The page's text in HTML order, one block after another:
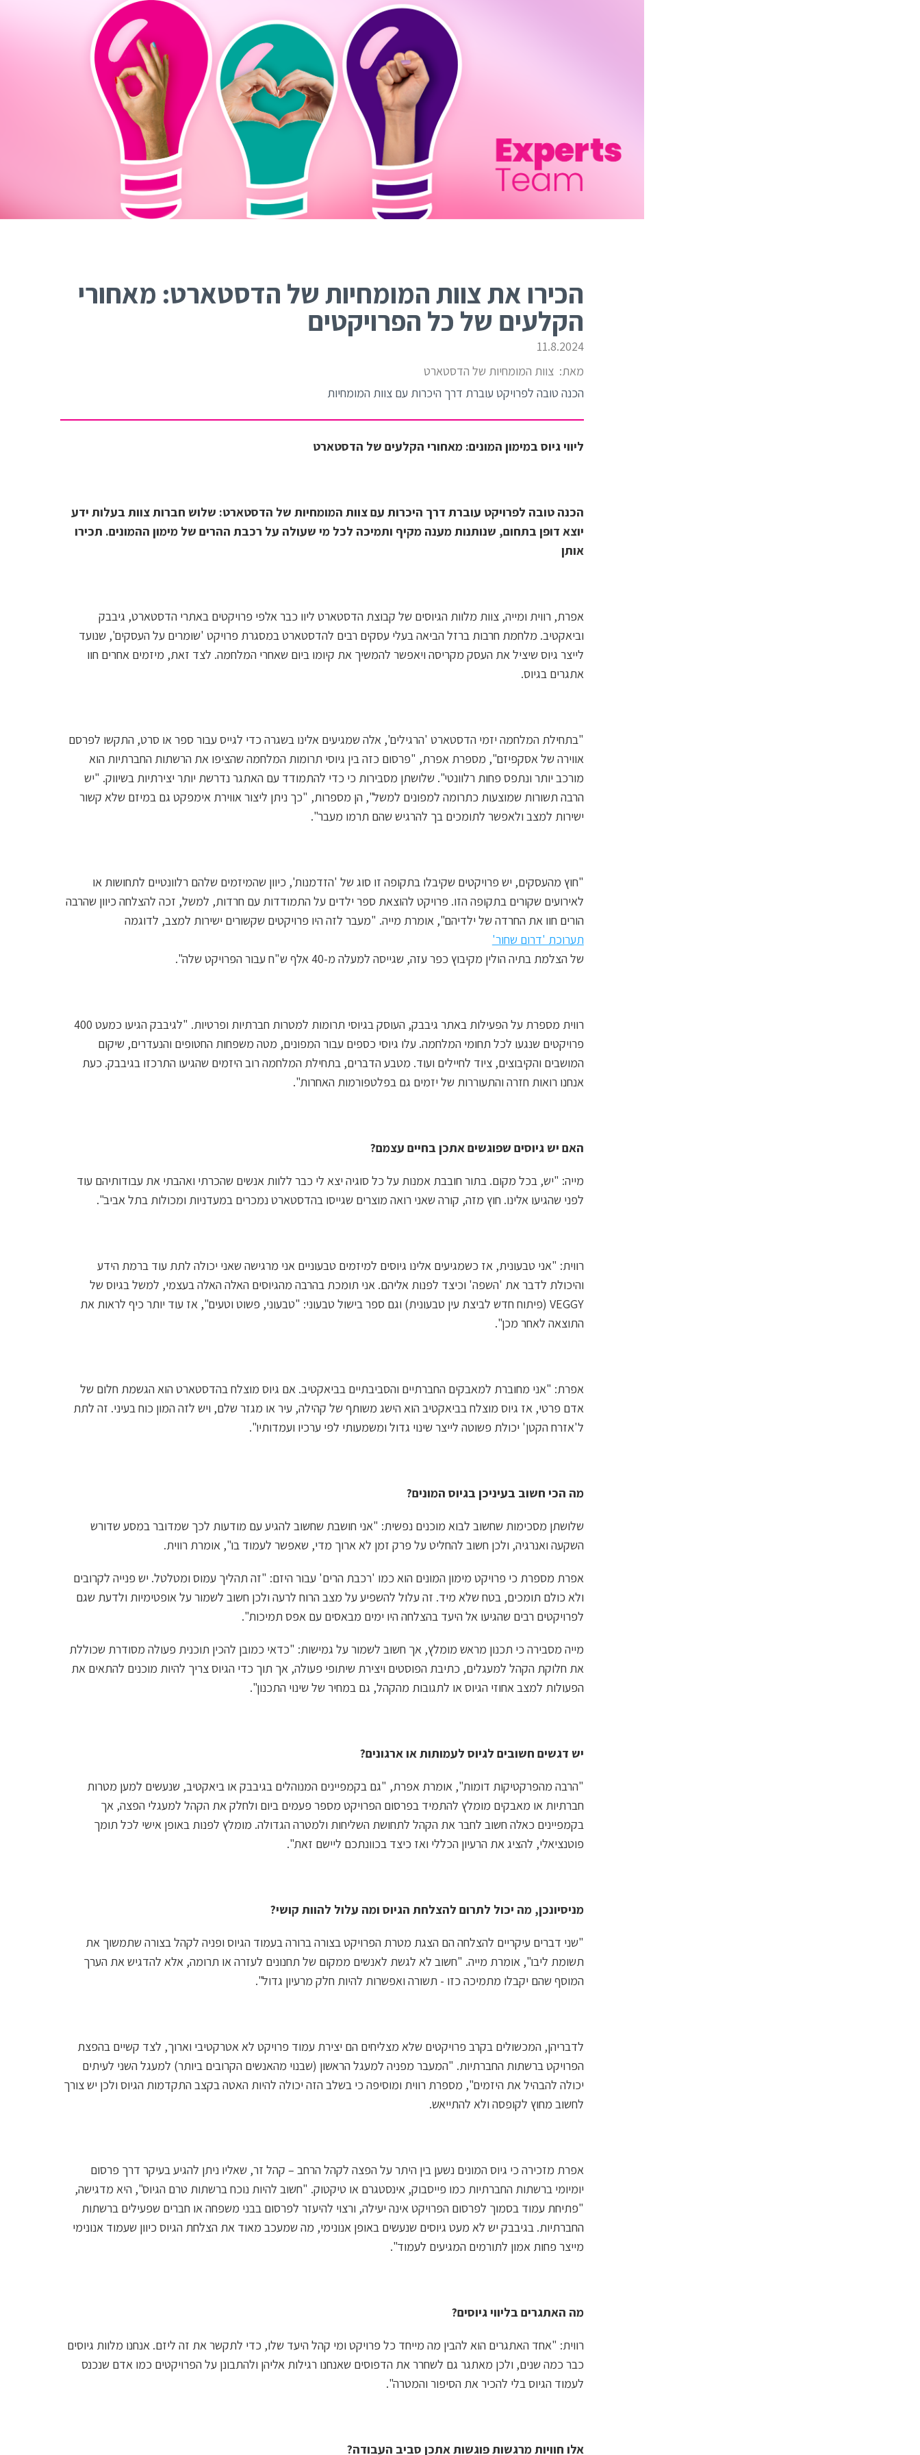
האקדמיה למימון המונים
אז איך עושים פרויקט מימון המונים מוצלח? ריכזנו
עבורכם את כל התוכן, המידע והטיפים שלנו לבניה וניהול
של הפרויקט שלכם.
הכירו את צוות המומחיות של הדסטארט: מאחורי
הקלעים של כל הפרויקטים
11.8.2024
מאת: צוות המומחיות של הדסטארט
הכנה טובה לפרויקט עוברת דרך היכרות עם צוות המומחיות
ליווי גיוס במימון המונים: מאחורי הקלעים של הדסטארט
הכנה טובה לפרויקט עוברת דרך היכרות עם צוות המומחיות של הדסטארט: שלוש חברות צוות בעלות ידע
יוצא דופן בתחום, שנותנות מענה מקיף ותמיכה לכל מי שעולה על רכבת ההרים של מימון ההמונים. תכירו
אותן
אפרת, רווית ומייה, צוות מלוות הגיוסים של קבוצת הדסטארט ליוו כבר אלפי פרויקטים באתרי הדסטארט, גיבבק
וביאקטיב. מלחמת חרבות ברזל הביאה בעלי עסקים רבים להדסטארט במסגרת פרויקט 'שומרים על העסקים', שנועד
לייצר גיוס שיציל את העסק מקריסה ויאפשר להמשיך את קיומו ביום שאחרי המלחמה. לצד זאת, מיזמים אחרים חוו
אתגרים בגיוס.
"בתחילת המלחמה יזמי הדסטארט 'הרגילים', אלה שמגיעים אלינו בשגרה כדי לגייס עבור ספר או סרט, התקשו לפרסם
אווירה של אסקפיזם", מספרת אפרת, "פרסום כזה בין גיוסי תרומות המלחמה שהציפו את הרשתות החברתיות הוא
מורכב יותר ונתפס פחות רלוונטי". שלושתן מסבירות כי כדי להתמודד עם האתגר נדרשת יותר יצירתיות בשיווק. "יש
הרבה תשורות שמוצעות כתרומה למפונים למשל", הן מספרות, "כך ניתן ליצור אווירת אימפקט גם במיזם שלא קשור
ישירות למצב ולאפשר לתומכים בך להרגיש שהם תרמו מעבר".
"חוץ מהעסקים, יש פרויקטים שקיבלו בתקופה זו סוג של 'הזדמנות', כיוון שהמיזמים שלהם רלוונטיים לתחושות או
לאירועים שקורים בתקופה הזו. פרויקט להוצאת ספר ילדים על התמודדות עם חרדות, למשל, זכה להצלחה כיוון שהרבה
הורים חוו את החרדה של ילדיהם", אומרת מייה. "מעבר לזה היו פרויקטים שקשורים ישירות למצב, לדוגמה
תערוכת 'דרום שחור'
של הצלמת בתיה הולין מקיבוץ כפר עזה, שגייסה למעלה מ-40 אלף ש"ח עבור הפרויקט שלה".
רווית מספרת על הפעילות באתר גיבבק, העוסק בגיוסי תרומות למטרות חברתיות ופרטיות. "לגיבבק הגיעו כמעט 400
פרויקטים שנגעו לכל תחומי המלחמה. עלו גיוסי כספים עבור המפונים, מטה משפחות החטופים והנעדרים, שיקום
המושבים והקיבוצים, ציוד לחיילים ועוד. מטבע הדברים, בתחילת המלחמה רוב היזמים שהגיעו התרכזו בגיבבק. כעת
אנחנו רואות חזרה והתעוררות של יזמים גם בפלטפורמות האחרות".
האם יש גיוסים שפוגשים אתכן בחיים עצמם?
מייה: "יש, בכל מקום. בתור חובבת אמנות על כל סוגיה יצא לי כבר ללוות אנשים שהכרתי ואהבתי את עבודותיהם עוד
לפני שהגיעו אלינו. חוץ מזה, קורה שאני רואה מוצרים שגייסו בהדסטארט נמכרים במעדניות ומכולות בתל אביב".
רווית: "אני טבעונית, אז כשמגיעים אלינו גיוסים למיזמים טבעוניים אני מרגישה שאני יכולה לתת עוד ברמת הידע
והיכולת לדבר את 'השפה' וכיצד לפנות אליהם. אני תומכת בהרבה מהגיוסים האלה האלה בעצמי, למשל בגיוס של
VEGGY (פיתוח חדש לביצת עין טבעונית) וגם ספר בישול טבעוני: "טבעוני, פשוט וטעים", אז עוד יותר כיף לראות את
התוצאה לאחר מכן".
אפרת: "אני מחוברת למאבקים החברתיים והסביבתיים בביאקטיב. אם גיוס מוצלח בהדסטארט הוא הגשמת חלום של
אדם פרטי, אז גיוס מוצלח בביאקטיב הוא הישג משותף של קהילה, עיר או מגזר שלם, ויש לזה המון כוח בעיני. זה לתת
ל'אזרח הקטן' יכולת פשוטה לייצר שינוי גדול ומשמעותי לפי ערכיו ועמדותיו".
מה הכי חשוב בעיניכן בגיוס המונים?
שלושתן מסכימות שחשוב לבוא מוכנים נפשית: "אני חושבת שחשוב להגיע עם מודעות לכך שמדובר במסע שדורש
השקעה ואנרגיה, ולכן חשוב להחליט על פרק זמן לא ארוך מדי, שאפשר לעמוד בו", אומרת רווית.
אפרת מספרת כי פרויקט מימון המונים הוא כמו 'רכבת הרים' עבור היזם: "זה תהליך עמוס ומטלטל. יש פנייה לקרובים
ולא כולם תומכים, בטח שלא מיד. זה עלול להשפיע על מצב הרוח לרעה ולכן חשוב לשמור על אופטימיות ולדעת שגם
לפרויקטים רבים שהגיעו אל היעד בהצלחה היו ימים מבאסים עם אפס תמיכות".
מייה מסבירה כי תכנון מראש מומלץ, אך חשוב לשמור על גמישות: "כדאי כמובן להכין תוכנית פעולה מסודרת שכוללת
את חלוקת הקהל למעגלים, כתיבת הפוסטים ויצירת שיתופי פעולה, אך תוך כדי הגיוס צריך להיות מוכנים להתאים את
הפעולות למצב אחוזי הגיוס או לתגובות מהקהל, גם במחיר של שינוי התכנון".
יש דגשים חשובים לגיוס לעמותות או ארגונים?
"הרבה מהפרקטיקות דומות", אומרת אפרת, "גם בקמפיינים המנוהלים בגיבבק או ביאקטיב, שנעשים למען מטרות
חברתיות או מאבקים מומלץ להתמיד בפרסום הפרויקט מספר פעמים ביום ולחלק את הקהל למעגלי הפצה, אך
בקמפיינים כאלה חשוב לחבר את הקהל לתחושת השליחות ולמטרה הגדולה. מומלץ לפנות באופן אישי לכל תומך
פוטנציאלי, להציג את הרעיון הכללי ואז כיצד בכוונתכם ליישם זאת".
מניסיונכן, מה יכול לתרום להצלחת הגיוס ומה עלול להוות קושי?
"שני דברים עיקריים להצלחה הם הצגת מטרת הפרויקט בצורה ברורה בעמוד הגיוס ופניה לקהל בצורה שתמשוך את
תשומת ליבו", אומרת מייה. "חשוב לא לגשת לאנשים ממקום של תחנונים לעזרה או תרומה, אלא להדגיש את הערך
המוסף שהם יקבלו מתמיכה כזו - תשורה ואפשרות להיות חלק מרעיון גדול".
לדבריהן, המכשולים בקרב פרויקטים שלא מצליחים הם יצירת עמוד פרויקט לא אטרקטיבי וארוך, לצד קשיים בהפצת
הפרויקט ברשתות החברתיות. "המעבר מפניה למעגל הראשון (שבנוי מהאנשים הקרובים ביותר) למעגל השני לעיתים
יכולה להבהיל את היזמים", מספרת רווית ומוסיפה כי בשלב הזה יכולה להיות האטה בקצב התקדמות הגיוס ולכן יש צורך
לחשוב מחוץ לקופסה ולא להתייאש.
אפרת מזכירה כי גיוס המונים נשען בין היתר על הפצה לקהל הרחב – קהל זר, שאליו ניתן להגיע בעיקר דרך פרסום
יומיומי ברשתות החברתיות כמו פייסבוק, אינסטגרם או טיקטוק. "חשוב להיות נוכח ברשתות טרם הגיוס", היא מדגישה,
"פתיחת עמוד בסמוך לפרסום הפרויקט אינה יעילה, ורצוי להיעזר לפרסום בבני משפחה או חברים שפעילים ברשתות
החברתיות. בגיבבק יש לא מעט גיוסים שנעשים באופן אנונימי, מה שמעכב מאוד את הצלחת הגיוס כיוון שעמוד אנונימי
מייצר פחות אמון לתורמים המגיעים לעמוד".
מה האתגרים בליווי גיוסים?
רווית: "אחד האתגרים הוא להבין מה מייחד כל פרויקט ומי קהל היעד שלו, כדי לתקשר את זה ליזם. אנחנו מלוות גיוסים
כבר כמה שנים, ולכן מאתגר גם לשחרר את הדפוסים שאנחנו רגילות אליהן ולהתבונן על הפרויקטים כמו אדם שנכנס
לעמוד הגיוס בלי להכיר את הסיפור והמטרה".
אלו חוויות מרגשות פוגשות אתכן סביב העבודה?